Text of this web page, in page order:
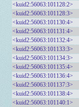
<kuid2:56063:101128:2>
<kuid2:56063:101128:3>
<kuid2:56063:101130:4>
<kuid2:56063:101131:4>
<kuid2:56063:101132:4>
<kuid2:56063:101133:3>
<kuid2:56063:101134:3>
<kuid2:56063:101135:4>
<kuid2:56063:101136:4>
<kuid2:56063:101137:3>
<kuid2:56063:101138:4>
<kuid2:56063:101140:1>